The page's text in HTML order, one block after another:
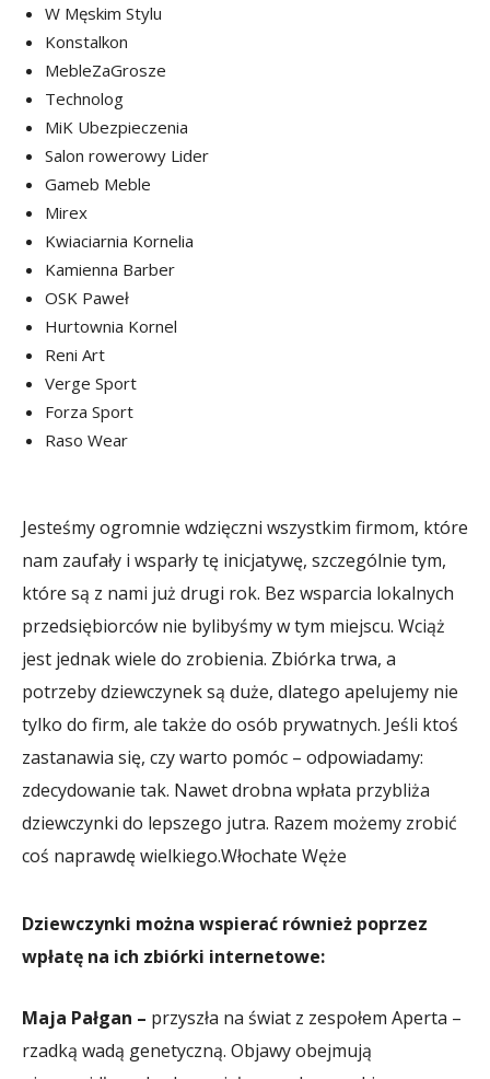
W Męskim Stylu
Konstalkon
MebleZaGrosze
Technolog
MiK Ubezpieczenia
Salon rowerowy Lider
Gameb Meble
Mirex
Kwiaciarnia Kornelia
Kamienna Barber
OSK Paweł
Hurtownia Kornel
Reni Art
Verge Sport
Forza Sport
Raso Wear
Jesteśmy ogromnie wdzięczni wszystkim firmom, które
nam zaufały i wsparły tę inicjatywę, szczególnie tym,
które są z nami już drugi rok. Bez wsparcia lokalnych
przedsiębiorców nie bylibyśmy w tym miejscu. Wciąż
jest jednak wiele do zrobienia. Zbiórka trwa, a
potrzeby dziewczynek są duże, dlatego apelujemy nie
tylko do firm, ale także do osób prywatnych. Jeśli ktoś
zastanawia się, czy warto pomóc – odpowiadamy:
zdecydowanie tak. Nawet drobna wpłata przybliża
dziewczynki do lepszego jutra. Razem możemy zrobić
coś naprawdę wielkiego.Włochate Węże
Dziewczynki można wspierać również poprzez
wpłatę na ich zbiórki internetowe:
Maja Pałgan – przyszła na świat z zespołem Aperta –
rzadką wadą genetyczną. Objawy obejmują